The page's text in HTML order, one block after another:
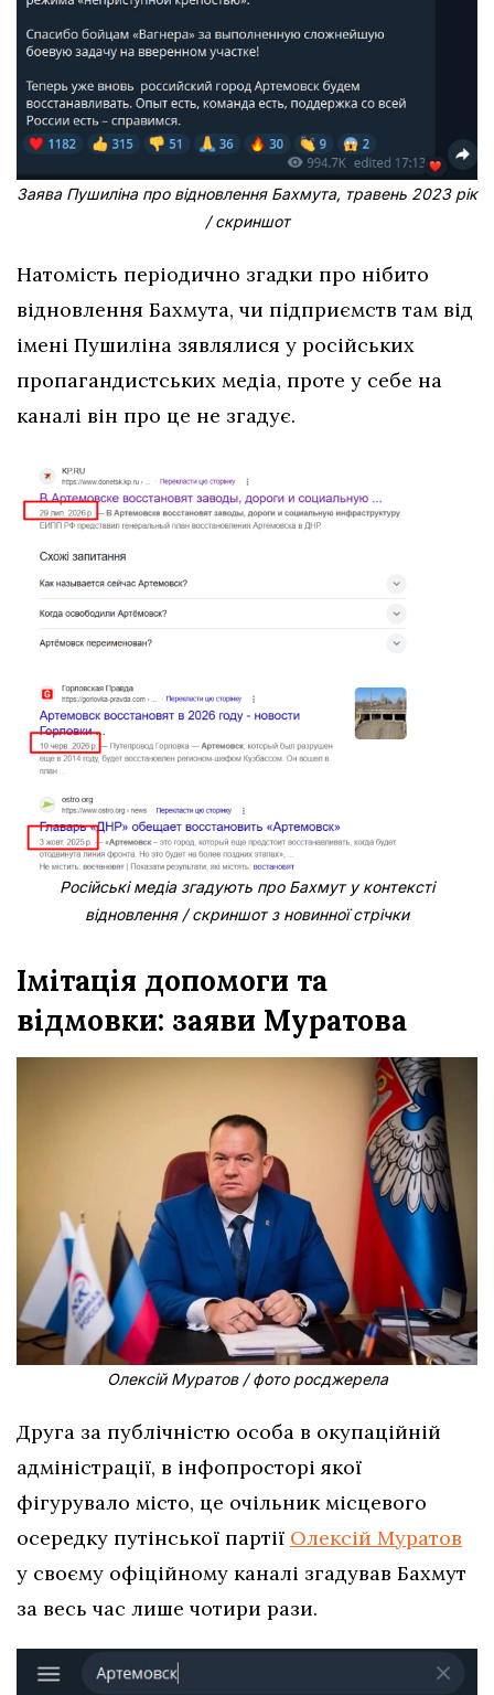
Заява Пушиліна про відновлення Бахмута, травень 2023 рік
/ скриншот
Натомість періодично згадки про нібито
відновлення Бахмута, чи підприємств там від
імені Пушиліна зявлялися у російських
пропагандистських медіа, проте у себе на
каналі він про це не згадує.
Російські медіа згадують про Бахмут у контексті
відновлення / скриншот з новинної стрічки
Імітація допомоги та
відмовки: заяви Муратова
Олексій Муратов / фото росджерела
Друга за публічністю особа в окупаційній
адміністрації, в інфопросторі якої
фігурувало місто, це очільник місцевого
осередку путінської партії Олексій Муратов
у своєму офіційному каналі згадував Бахмут
за весь час лише чотири рази.